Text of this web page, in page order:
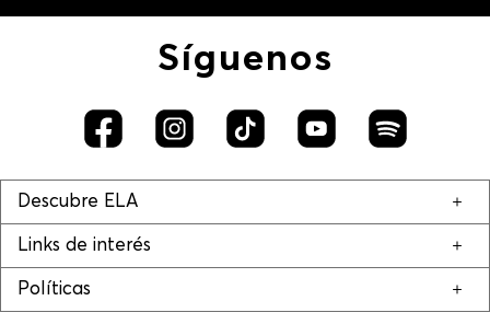
Síguenos
Descubre ELA
Links de interés
Políticas